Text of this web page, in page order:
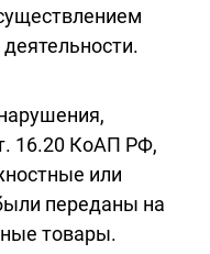
16.20 КоАП РФ,
или
переданы на
товары.